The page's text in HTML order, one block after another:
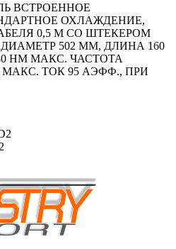
ВСТРОЕННОЕ
ОХЛАЖДЕНИЕ,
0,5 М СО ШТЕКЕРОМ
502 ММ, ДЛИНА 160
HM МАКС. ЧАСТОТА
ТОК 95 АЭФФ., ПРИ